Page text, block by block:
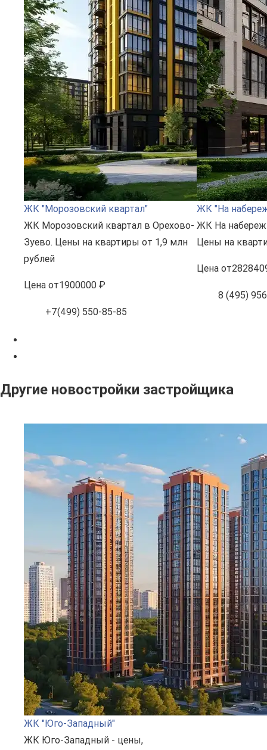
ЖК "Морозовский квартал"
ЖК Морозовский квартал в Орехово-
Зуево. Цены на квартиры от 1,9 млн
рублей
Цена от1900000 ₽
+7(499) 550-85-85
ЖК "На
ЖК На
Цены на
Цена от
8 (495)
Другие новостройки застройщика
ЖК "Юго-Западный"
ЖК Юго-Западный - цены,